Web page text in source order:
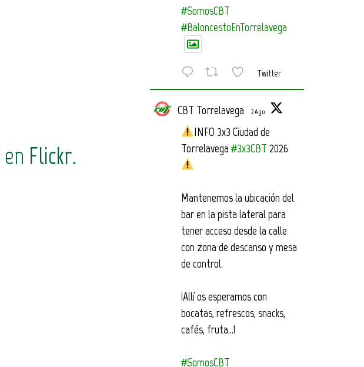
en Flickr.
#SomosCBT
#BaloncestoEnTorrelavega
Twitter
CBT Torrelavega 2 Ago
INFO 3x3 Ciudad de
Torrelavega#3x3CBT 2026
Mantenemos la ubicación del
bar en la pista lateral para
tener acceso desde la calle
con zona de descanso y mesa
de control.
¡Allí os esperamos con
bocatas, refrescos, snacks,
cafés, fruta…!
#SomosCBT